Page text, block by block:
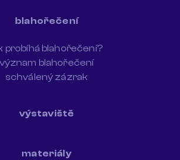
blahořečení
probíhá blahořečení?
význam blahořečení
schválený zázrak
výstaviště
materiály